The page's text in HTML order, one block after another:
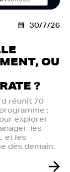
30/7/26
OU
?
réunit 70
:
explorer
les
et les
dès demain.